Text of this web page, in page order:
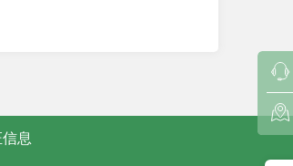
息